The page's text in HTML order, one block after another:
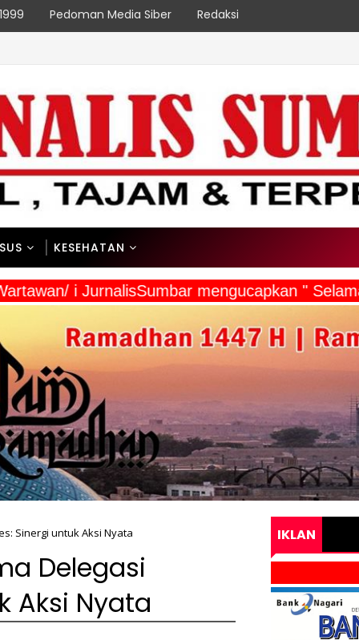
Pedoman Media Siber Redaksi
KESEHATAN
i JurnalisSumbar mengucapkan "
Sinergi untuk Aksi Nyata
Delegasi
Aksi Nyata
IKLAN